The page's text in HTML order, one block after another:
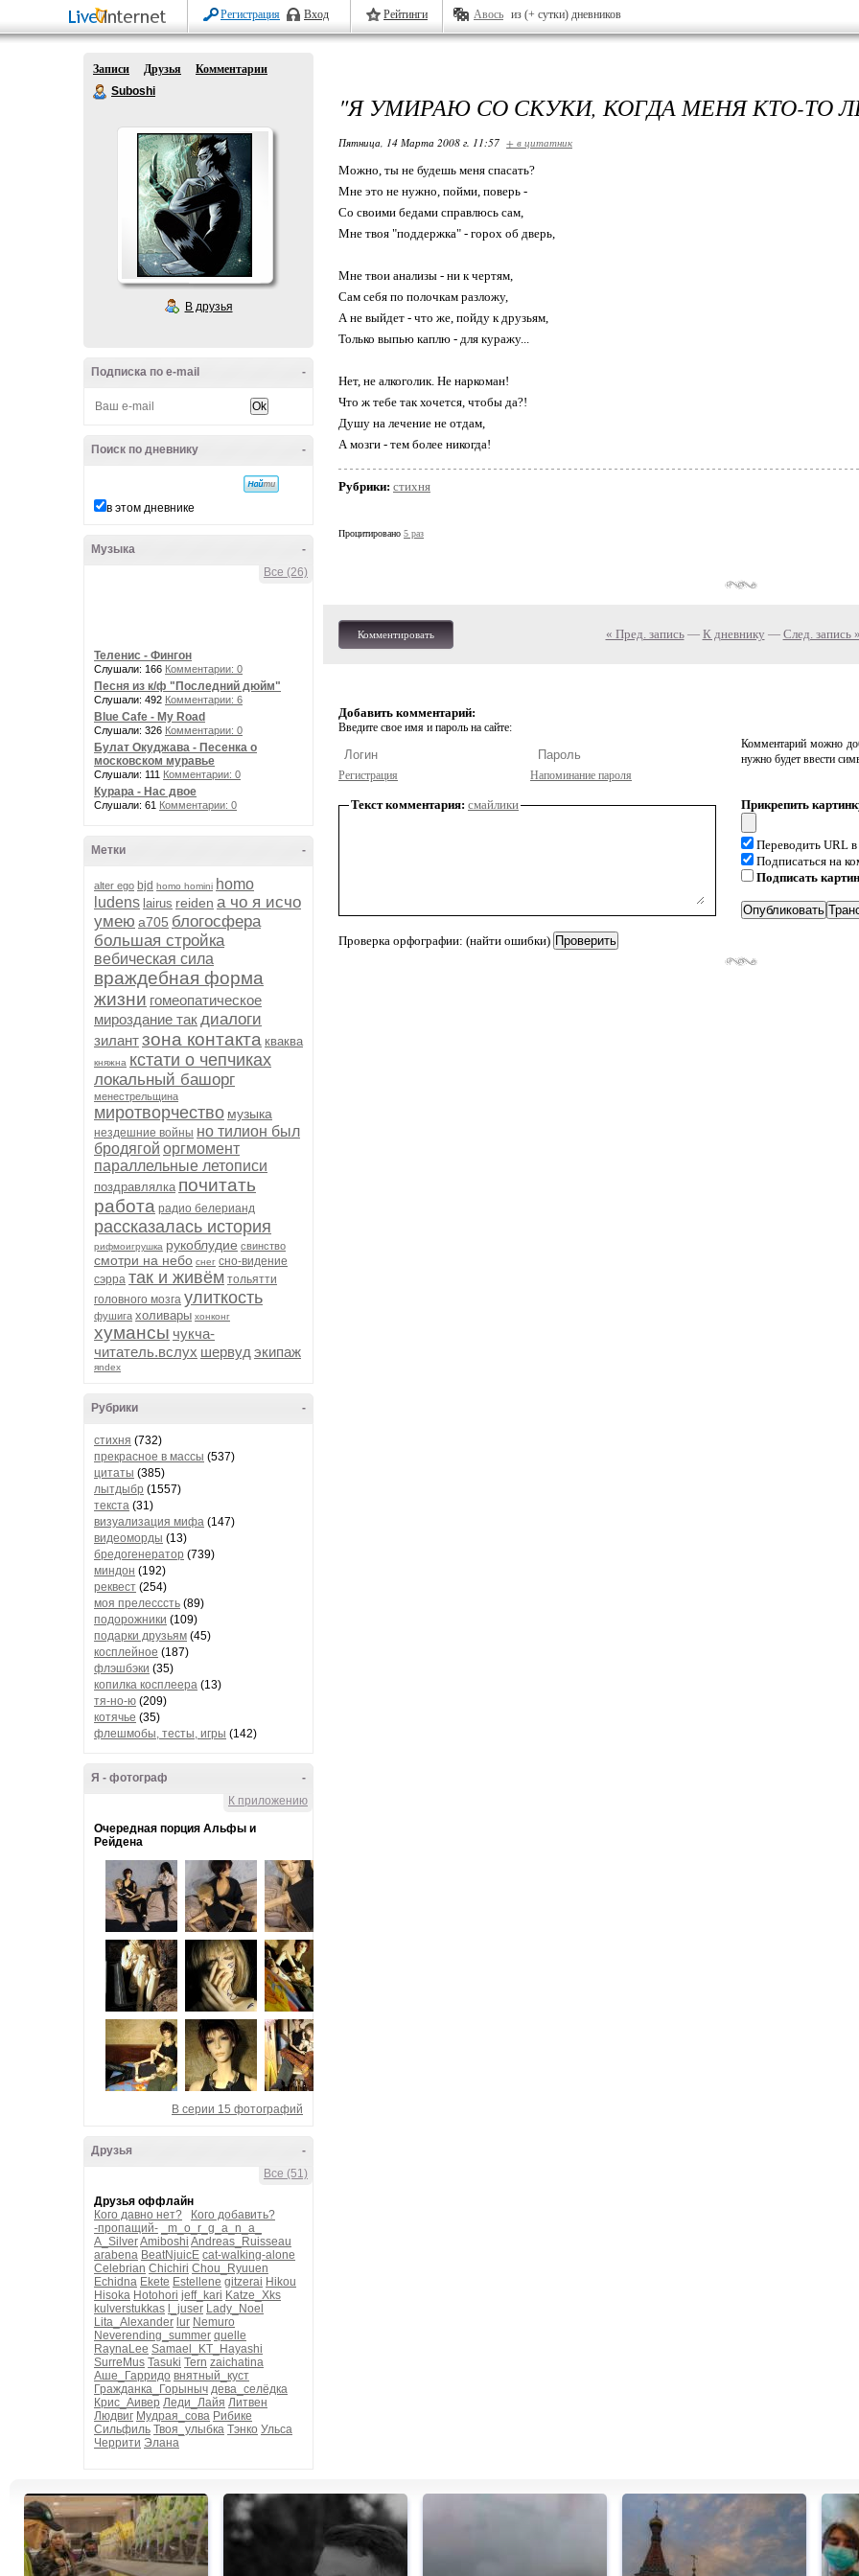
Регистрация Вход Рейтинги Авось из (+ сутки) дневников
Записи Друзья
Комментарии
Suboshi
В друзья
-
Подписка по e-mail
-
Поиск по дневнику
в этом дневнике
-
Музыка
Все (26)
Теленис - Фингон
Слушали: 166 Комментарии: 0
Песня из к/ф "Последний дюйм"
Слушали: 492 Комментарии: 6
Blue Cafe - My Road
Слушали: 326 Комментарии: 0
Булат Окуджава - Песенка о
московском муравье
Слушали: 111 Комментарии: 0
Курара - Нас двое
Слушали: 61 Комментарии: 0
-
Метки
alter ego bjd homo homini homo
ludens lairus reiden а чо я исчо
умею а705 блогосфера
большая стройка
вебическая сила
враждебная форма
жизни гомеопатическое
мироздание такдиалоги
зилантзона контакта кваква
княжна кстати о чепчиках
локальный башорг
менестрельщина
миротворчество музыка
нездешние войны но тилион был
бродягой оргмомент
параллельные летописи
поздравлялка почитать
работа радио белерианд
рассказалась история
рифмоигрушка рукоблудие свинство
смотри на небо снег сно-видение
сэрра так и живём тольятти
головного мозга улиткость
фушига холивары хонконг
хумансы чукча-
читатель.вслух шервуд экипаж
яndex
-
Рубрики
стихня (732)
прекрасное в массы (537)
цитаты (385)
лытдыбр (1557)
текста (31)
визуализация мифа (147)
видеоморды (13)
бредогенератор (739)
миндон (192)
реквест (254)
моя прелесссть (89)
подорожники (109)
подарки друзьям (45)
косплейное (187)
флэшбэки (35)
копилка косплеера (13)
тя-но-ю (209)
котячье (35)
флешмобы, тесты, игры (142)
-
Я - фотограф
К приложению
Очередная порция Альфы и
Рейдена
В серии 15 фотографий
-
Друзья
Все (51)
Друзья оффлайн
Кого давно нет?
Кого добавить?
-пропащий-
_m_o_r_g_a_n_a_
A_SilverAmiboshi Andreas_Ruisseau
arabena BeatNjuicE cat-walking-alone
Celebrian Chichiri Chou_Ryuuen
Echidna Ekete Estellene gitzerai Hikou
Hisoka Hotohori jeff_kari Katze_Xks
kulverstukkas
l_juser Lady_Noel
Lita_Alexander lur Nemuro
Neverending_summer quelle
RaynaLee Samael_KT_Hayashi
SurreMus Tasuki Tern zaichatina
Аше_Гарридо внятный_куст
Гражданка_Горыныч дева_селёдка
Крис_Аивер Леди_Лайя Литвен
Людвиг Мудрая_сова Рибике
Сильфиль Твоя_улыбка Тэнко Ульса
Черрити Элана
"Я УМИРАЮ СО СКУКИ, КОГДА МЕНЯ КТО-ТО
Пятница, 14 Марта 2008 г. 11:57 + в цитатник
Можно, ты не будешь меня спасать?
Мне это не нужно, пойми, поверь -
Со своими бедами справлюсь сам,
Мне твоя "поддержка" - горох об дверь,
Мне твои анализы - ни к чертям,
Сам себя по полочкам разложу,
А не выйдет - что же, пойду к друзьям,
Только выпью каплю - для куражу...
Нет, не алкоголик. Не наркоман!
Что ж тебе так хочется, чтобы да?!
Душу на лечение не отдам,
А мозги - тем более никогда!
Рубрики: стихня
Процитировано 5 раз
Комментировать « Пред. запись— К дневнику — След. запись »
Добавить комментарий:
Введите свое имя и пароль на сайте:
Регистрация Напоминание пароля
Комментарий можно
нужно будет ввести
Текст комментария: смайлики
Проверка орфографии: (найти ошибки)
Прикрепить
Переводить URL
Подписаться на
Подписать